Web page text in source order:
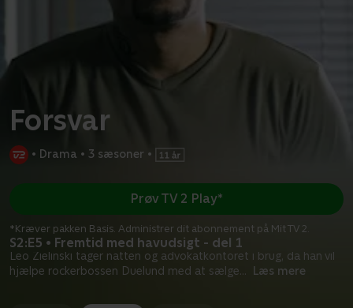
Forsvar
• Drama • 3 sæsoner •
S2:E5 • Fremtid med havudsigt - del 1
Leo Zielinski tager natten og advokatkontoret i brug, da han vil
hjælpe rockerbossen Duelund med at sælge... Læs mere
Prøv TV 2 Play*
*Kræver pakken Basis. Administrer dit abonnement på Mit TV 2.